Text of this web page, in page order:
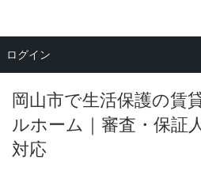
岡山市で生活保護の賃
ルホーム｜審査・保証
対応
メニュー
ログイン